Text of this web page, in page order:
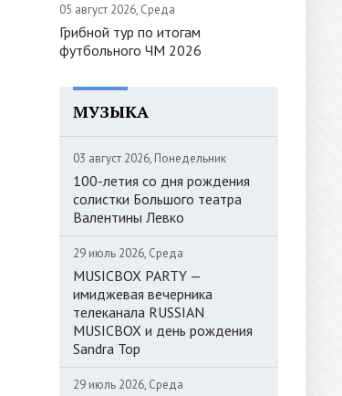
05 август 2026, Среда
Грибной тур по итогам
футбольного ЧМ 2026
МУЗЫКА
03 август 2026, Понедельник
100-летия со дня рождения
солистки Большого театра
Валентины Левко
29 июль 2026, Среда
MUSICBOX PARTY —
имиджевая вечерника
телеканала RUSSIAN
MUSICBOX и день рождения
Sandra Top
29 июль 2026, Среда